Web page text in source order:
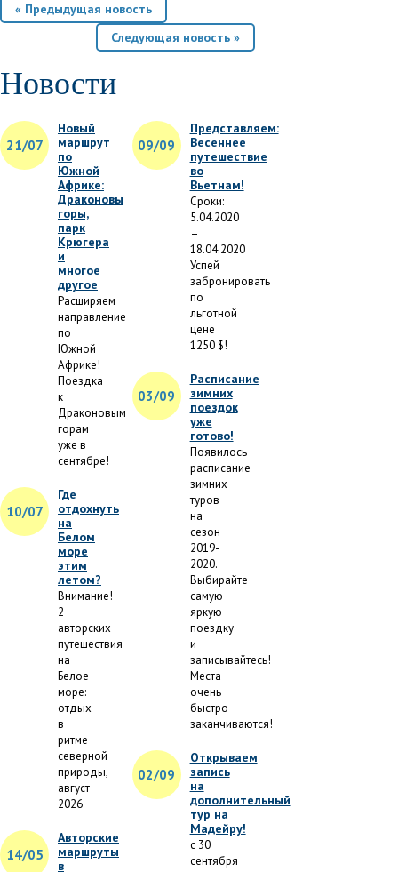
« Предыдущая новость
Следующая новость »
Новости
21/07
Новый
маршрут
по
Южной
Африке:
Драконовы
горы,
парк
Крюгера
и
многое
другое
Расширяем
направление
по
Южной
Африке!
Поездка
к
Драконовым
горам
уже в
сентябре!
10/07
Где
отдохнуть
на
Белом
море
этим
летом?
Внимание!
2
авторских
путешествия
на
Белое
море:
отдых
в
ритме
северной
природы,
август
2026
14/05
Авторские
маршруты
в
09/09
Представляем:
Весеннее
путешествие
во
Вьетнам!
Сроки:
5.04.2020
–
18.04.2020
Успей
забронировать
по
льготной
цене
1250 $!
03/09
Расписание
зимних
поездок
уже
готово!
Появилось
расписание
зимних
туров
на
сезон
2019-
2020.
Выбирайте
самую
яркую
поездку
и
записывайтесь!
Места
очень
быстро
заканчиваются!
02/09
Открываем
запись
на
дополнительный
тур на
Мадейру!
с 30
сентября